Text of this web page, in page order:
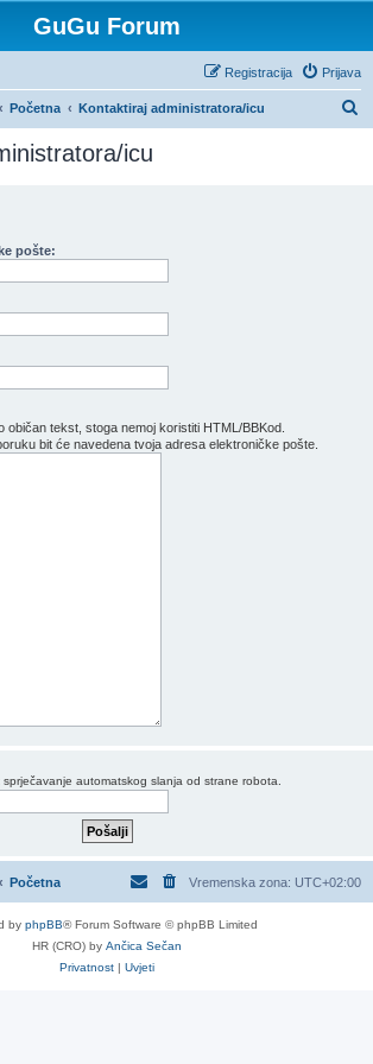
GuGu Forum
Prijava
Registracija
Početna Kontaktiraj administratora/icu
icu
pošte:
običan tekst, stoga nemoj koristiti HTML/BBKod.
bit će navedena tvoja adresa elektroničke pošte.
automatskog slanja od strane robota.
Početna Vremenska zona: UTC+02:00
by phpBB® Forum Software © phpBB Limited
HR (CRO) by Ančica Sečan
Privatnost | Uvjeti